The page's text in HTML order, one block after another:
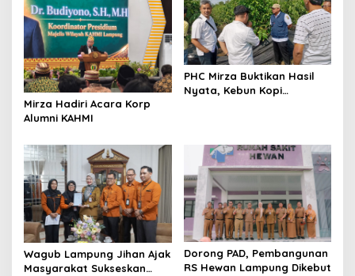
Mirza Hadiri Acara Korp
Alumni KAHMI
PHC Mirza Buktikan Hasil
Nyata, Kebun Kopi
Wagub Lampung Jihan Ajak
Masyarakat Sukseskan
Dorong PAD, Pembangunan
RS Hewan Lampung Dikebut